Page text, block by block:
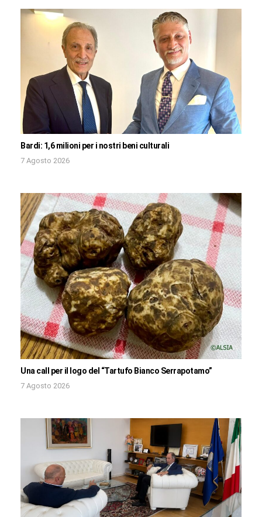
Bardi: 1,6 milioni per i nostri beni culturali
7 Agosto 2026
Una call per il logo del “Tartufo Bianco Serrapotamo”
7 Agosto 2026